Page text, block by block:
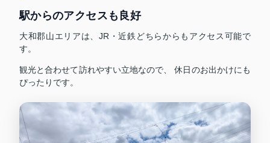
駅からのアクセスも良好
大和郡山エリアは、JR・近鉄どちらからもアクセス可能で
す。
観光と合わせて訪れやすい立地なので、 休日のお出かけにも
ぴったりです。